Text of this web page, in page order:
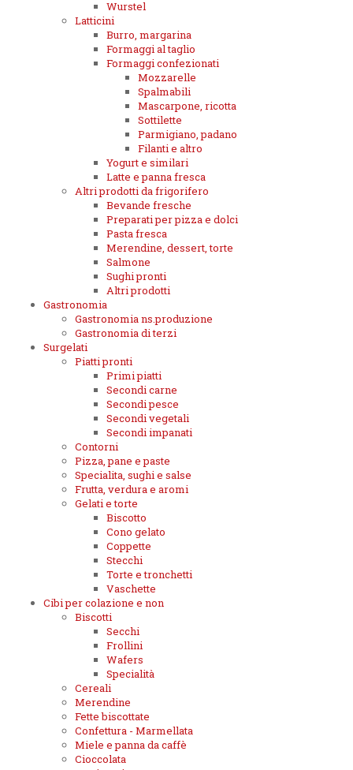
Wurstel
Latticini
Burro, margarina
Formaggi al taglio
Formaggi confezionati
Mozzarelle
Spalmabili
Mascarpone, ricotta
Sottilette
Parmigiano, padano
Filanti e altro
Yogurt e similari
Latte e panna fresca
Altri prodotti da frigorifero
Bevande fresche
Preparati per pizza e dolci
Pasta fresca
Merendine, dessert, torte
Salmone
Sughi pronti
Altri prodotti
Gastronomia
Gastronomia ns.produzione
Gastronomia di terzi
Surgelati
Piatti pronti
Primi piatti
Secondi carne
Secondi pesce
Secondi vegetali
Secondi impanati
Contorni
Pizza, pane e paste
Specialita, sughi e salse
Frutta, verdura e aromi
Gelati e torte
Biscotto
Cono gelato
Coppette
Stecchi
Torte e tronchetti
Vaschette
Cibi per colazione e non
Biscotti
Secchi
Frollini
Wafers
Specialità
Cereali
Merendine
Fette biscottate
Confettura - Marmellata
Miele e panna da caffè
Cioccolata